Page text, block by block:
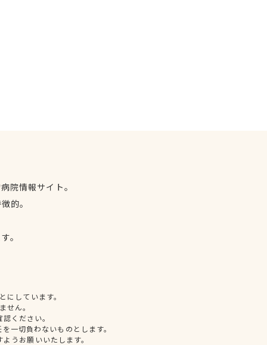
院情報サイト。
的。
。
しています。
せん。
ください。
一切負わないものとします。
うお願いいたします。